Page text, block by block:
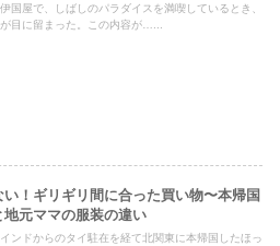
国屋で、しばしのパラダイスを満喫しているとき、
目に留まった。この内容が…...
い！ギリギリ間に合った買い物〜本帰国
地元ママの服装の違い
ンドからのタイ駐在を経て北関東に本帰国したほっ